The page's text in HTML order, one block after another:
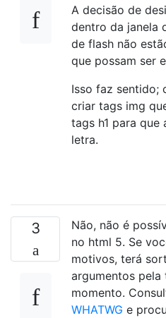
A decisão de
dentro da janela
de flash não
que possam ser
Isso faz sentido;
criar tags img
tags h1 para que
letra.
3
Não, não é
no html 5. Se
motivos, terá
argumentos pela
momento.
WHATWG e